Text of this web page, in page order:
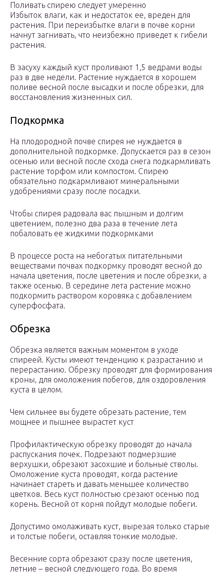
Поливать спирею следует умеренно
Избыток влаги, как и недостаток ее, вреден для
растения. При переизбытке влаги в почве корни
начнут загнивать, что неизбежно приведет к гибели
растения.
В засуху каждый куст проливают 1,5 ведрами воды
раз в две недели. Растение нуждается в хорошем
поливе весной после высадки и после обрезки, для
восстановления жизненных сил.
Подкормка
На плодородной почве спирея не нуждается в
дополнительной подкормке. Допускается раз в сезон
осенью или весной после схода снега подкармливать
растение торфом или компостом. Спирею
обязательно подкармливают минеральными
удобрениями сразу после посадки.
Чтобы спирея радовала вас пышным и долгим
цветением, полезно два раза в течение лета
побаловать ее жидкими подкормками
В процессе роста на небогатых питательными
веществами почвах подкормку проводят весной до
начала цветения, после цветения и после обрезки, а
также осенью. В середине лета растение можно
подкормить раствором коровяка с добавлением
суперфосфата.
Обрезка
Обрезка является важным моментом в уходе
спиреей. Кусты имеют тенденцию к разрастанию и
перерастанию. Обрезку проводят для формирования
кроны, для омоложения побегов, для оздоровления
куста в целом.
Чем сильнее вы будете обрезать растение, тем
мощнее и пышнее вырастет куст
Профилактическую обрезку проводят до начала
распускания почек. Подрезают подмерзшие
верхушки, обрезают засохшие и больные стволы.
Омоложение куста проводят, когда растение
начинает стареть и давать меньшее количество
цветков. Весь куст полностью срезают осенью под
корень. Весной от корня пойдут молодые побеги.
Допустимо омолаживать куст, вырезая только старые
и толстые побеги, оставляя тонкие молодые.
Весенние сорта обрезают сразу после цветения,
летние – весной следующего года. Во время